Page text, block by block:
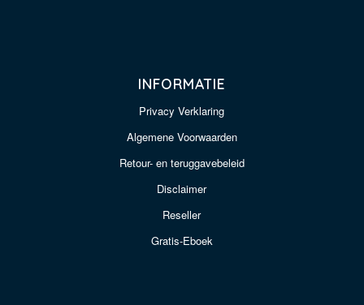
INFORMATIE
Privacy Verklaring
Algemene Voorwaarden
Retour- en teruggavebeleid
Disclaimer
Reseller
Gratis-Eboek